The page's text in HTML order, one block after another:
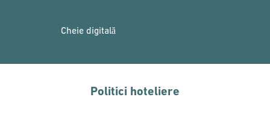
Cheie digitală
Politici hoteliere